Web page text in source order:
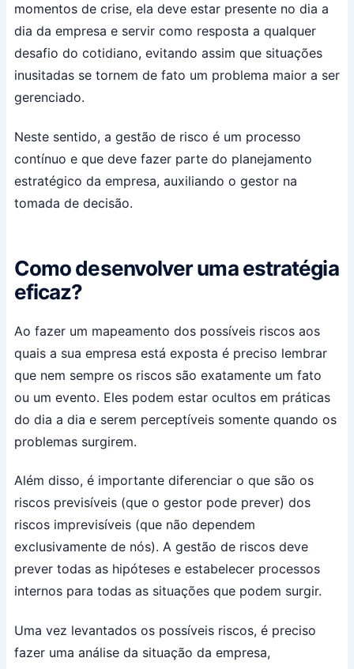
momentos de crise, ela deve estar presente no dia a
dia da empresa e servir como resposta a qualquer
desafio do cotidiano, evitando assim que situações
inusitadas se tornem de fato um problema maior a ser
gerenciado.
Neste sentido, a gestão de risco é um processo
contínuo e que deve fazer parte do planejamento
estratégico da empresa, auxiliando o gestor na
tomada de decisão.
Como desenvolver uma estratégia
eficaz?
Ao fazer um mapeamento dos possíveis riscos aos
quais a sua empresa está exposta é preciso lembrar
que nem sempre os riscos são exatamente um fato
ou um evento. Eles podem estar ocultos em práticas
do dia a dia e serem perceptíveis somente quando os
problemas surgirem.
Além disso, é importante diferenciar o que são os
riscos previsíveis (que o gestor pode prever) dos
riscos imprevisíveis (que não dependem
exclusivamente de nós). A gestão de riscos deve
prever todas as hipóteses e estabelecer processos
internos para todas as situações que podem surgir.
Uma vez levantados os possíveis riscos, é preciso
fazer uma análise da situação da empresa,